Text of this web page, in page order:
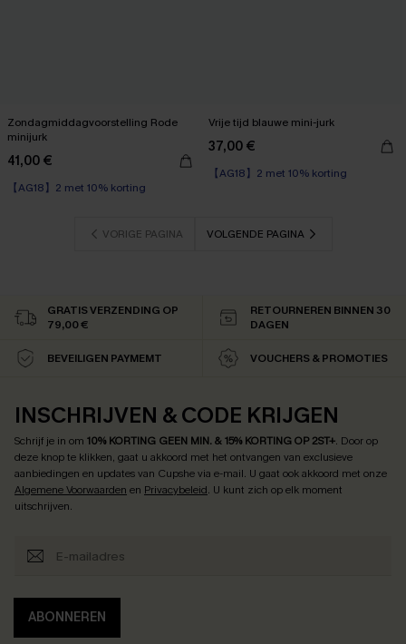
Zondagmiddagvoorstelling Rode
minijurk
41,00 €
【AG18】2 met 10% korting
Vrije tijd blauwe mini-jurk
37,00 €
【AG18】2 met 10% korting
VORIGE PAGINA VOLGENDE PAGINA
GRATIS VERZENDING OP
79,00 €
RETOURNEREN BINNEN 30
DAGEN
BEVEILIGEN PAYMEMT VOUCHERS & PROMOTIES
INSCHRIJVEN & CODE KRIJGEN
Schrijf je in om 10% KORTING GEEN MIN. & 15% KORTING OP 2ST+. Door op
deze knop te klikken, gaat u akkoord met het ontvangen van exclusieve
aanbiedingen en updates van Cupshe via e-mail. U gaat ook akkoord met onze
Algemene Voorwaarden en Privacybeleid. U kunt zich op elk moment
uitschrijven.
ABONNEREN